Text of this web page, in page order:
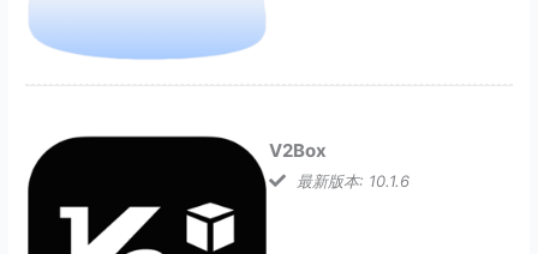
V2Box
最新版本: 10.1.6